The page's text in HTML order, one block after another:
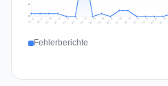
4
Jul 8 Jul 9 Jul 10 Jul 11 Jul 12 Jul 13 Jul 14 Jul 15 Jul 16 Jul 17 Jul 18 Jul 19 Jul 20 Jul 21 Jul 22 Jul 23
Fehlerberichte